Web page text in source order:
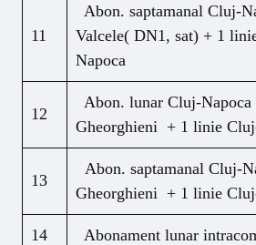
11
Abon. saptamanal Cluj-
Valcele( DN1, sat) + 1
Napoca
12
Abon. lunar Cluj-Napoca
Gheorghieni + 1 linie
13
Abon. saptamanal Cluj-
Gheorghieni + 1 linie
14 Abonament lunar